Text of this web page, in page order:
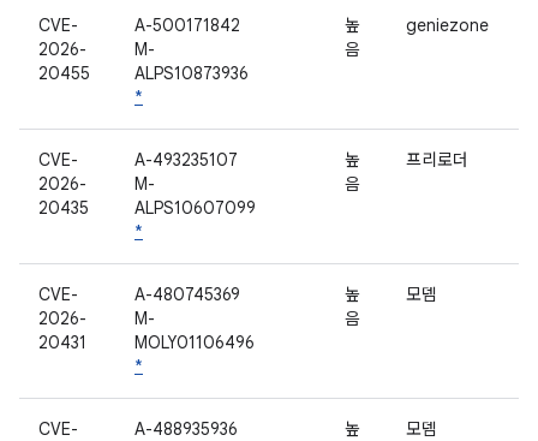
CVE-
2026-
20455
A-500171842
M-
ALPS10873936
*
높
음
geniezone
CVE-
2026-
20435
A-493235107
M-
ALPS10607099
*
높
음
프리로더
CVE-
2026-
20431
A-480745369
M-
MOLY01106496
*
높
음
모뎀
CVE-
A-488935936
높
모뎀